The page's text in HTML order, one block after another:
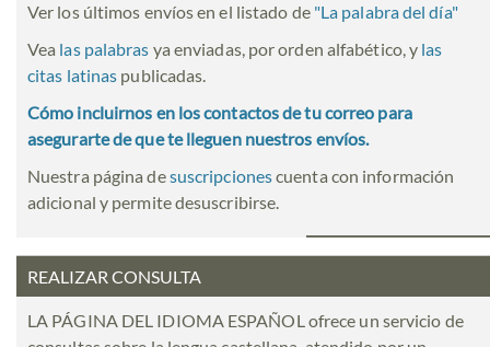
Ver los últimos envíos en el listado de "La palabra del día"
Vea las palabras ya enviadas, por orden alfabético, y las
citas latinas publicadas.
Cómo incluirnos en los contactos de tu correo para
asegurarte de que te lleguen nuestros envíos.
Nuestra página desuscripcionescuenta con información
adicional y permite desuscribirse.
REALIZAR CONSULTA
LA PÁGINA DEL IDIOMA ESPAÑOL ofrece un servicio de